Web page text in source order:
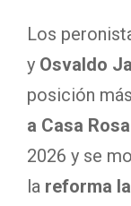
Los
y Osvaldo
posición
a Casa
2026 y se
la reforma